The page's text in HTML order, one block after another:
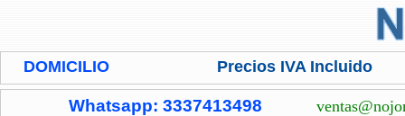
DOMICILIO Precios IVA Incluido
Whatsapp: 3337413498